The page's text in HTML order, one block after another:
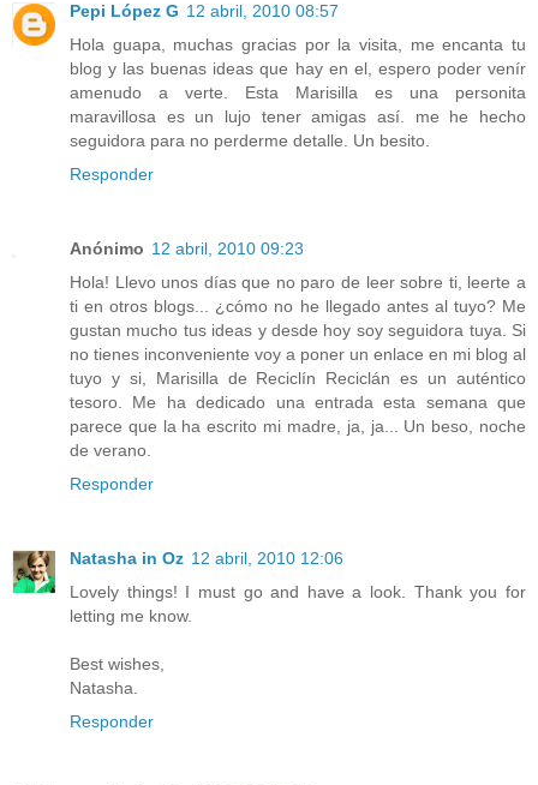
Pepi López G 12 abril, 2010 08:57
Hola guapa, muchas gracias por la visita, me encanta tu
blog y las buenas ideas que hay en el, espero poder venír
amenudo a verte. Esta Marisilla es una personita
maravillosa es un lujo tener amigas así. me he hecho
seguidora para no perderme detalle. Un besito.
Responder
Anónimo 12 abril, 2010 09:23
Hola! Llevo unos días que no paro de leer sobre ti, leerte a
ti en otros blogs... ¿cómo no he llegado antes al tuyo? Me
gustan mucho tus ideas y desde hoy soy seguidora tuya. Si
no tienes inconveniente voy a poner un enlace en mi blog al
tuyo y si, Marisilla de Reciclín Reciclán es un auténtico
tesoro. Me ha dedicado una entrada esta semana que
parece que la ha escrito mi madre, ja, ja... Un beso, noche
de verano.
Responder
Natasha in Oz 12 abril, 2010 12:06
Lovely things! I must go and have a look. Thank you for
letting me know.
Best wishes,
Natasha.
Responder